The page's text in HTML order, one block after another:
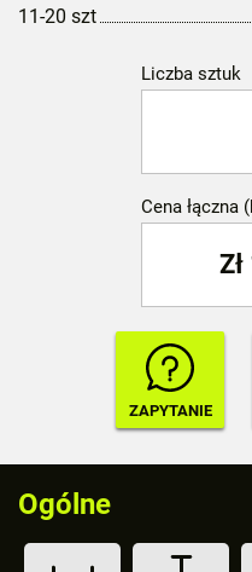
11-20 szt
Liczba sztuk
Cena łączna
Zł
Ogólne